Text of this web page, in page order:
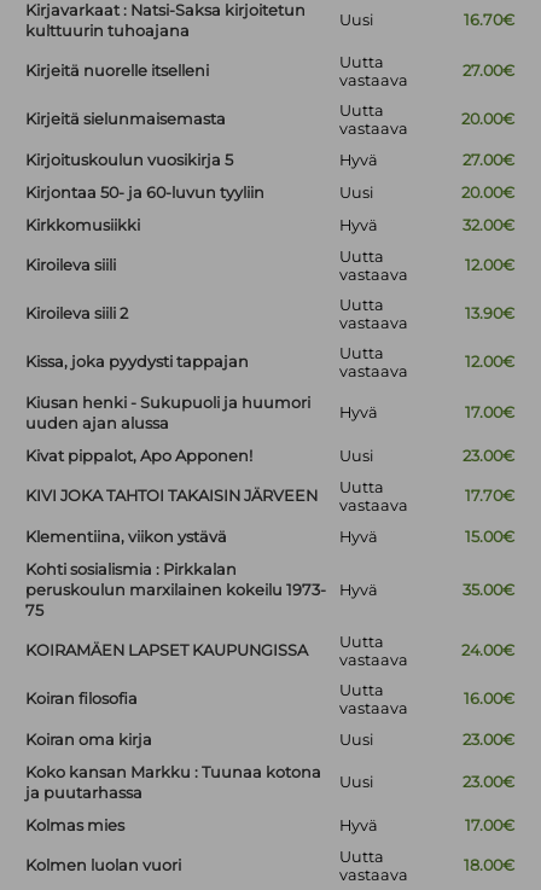
Kirjavarkaat : Natsi-Saksa kirjoitetun
kulttuurin tuhoajana
Uusi 16.70€
Kirjeitä nuorelle itselleni
Uutta
vastaava
27.00€
Kirjeitä sielunmaisemasta
Uutta
vastaava
20.00€
Kirjoituskoulun vuosikirja 5 Hyvä
27.00€
Kirjontaa 50- ja 60-luvun tyyliin
Uusi
20.00€
Kirkkomusiikki
Hyvä 32.00€
Kiroileva siili
Uutta
vastaava
12.00€
Kiroileva siili 2
Uutta
vastaava
13.90€
Kissa, joka pyydysti tappajan
Uutta
vastaava
12.00€
Kiusan henki - Sukupuoli ja huumori
uuden ajan alussa
Hyvä 17.00€
Kivat pippalot, Apo Apponen! Uusi 23.00€
KIVI JOKA TAHTOI TAKAISIN JÄRVEEN
Uutta
vastaava
17.70€
Klementiina, viikon ystävä Hyvä
15.00€
Kohti sosialismia : Pirkkalan
peruskoulun marxilainen kokeilu 1973-
75
Hyvä 35.00€
KOIRAMÄEN LAPSET KAUPUNGISSA
Uutta
vastaava
24.00€
Koiran filosofia
Uutta
vastaava
16.00€
Koiran oma kirja Uusi
23.00€
Koko kansan Markku : Tuunaa kotona
ja puutarhassa
Uusi 23.00€
Kolmas mies Hyvä 17.00€
Kolmen luolan vuori
Uutta
vastaava
18.00€